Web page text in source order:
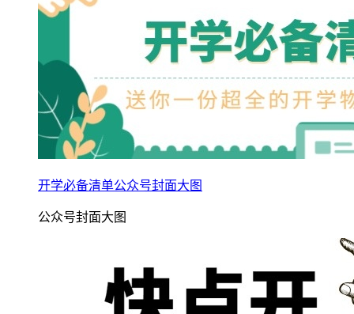
开学必备清单公众号封面大图
公众号封面大图